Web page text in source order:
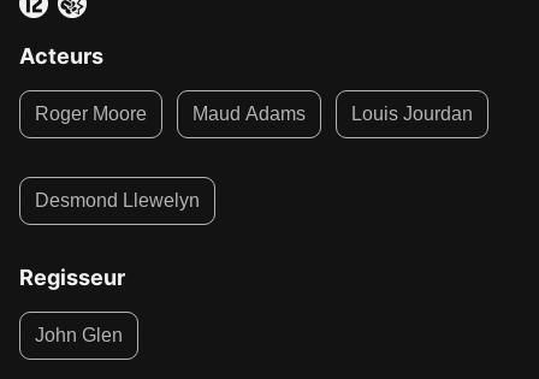
Acteurs
Roger Moore Maud Adams Louis Jourdan
Desmond Llewelyn
Regisseur
John Glen